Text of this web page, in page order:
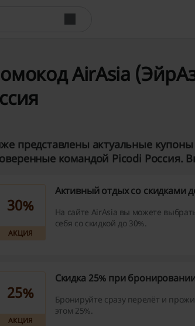
AirAsia
представлены актуальные
командой Picodi Россия.
30%
АКЦИЯ
Активный отдых со скидками
На сайте AirAsia вы можете
себя со скидкой до 30%.
25%
АКЦИЯ
Скидка 25% при
Бронируйте сразу перелёт и
этом 25%.